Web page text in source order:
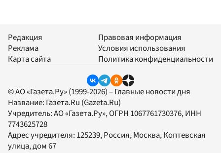
Редакция
Реклама
Карта сайта
Правовая информация
Условия использования
Политика конфиденциальности
© АО «Газета.Ру» (1999-2026) – Главные новости дня
Название: Газета.Ru (Gazeta.Ru)
Учредитель:АО «Газета.Ру», ОГРН 1067761730376, ИНН
7743625728
Адрес учредителя: 125239, Россия, Москва, Коптевская
улица, дом 67